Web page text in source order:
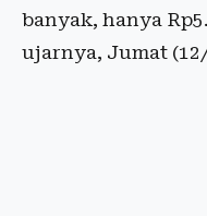
banyak, hanya
ujarnya, Jumat